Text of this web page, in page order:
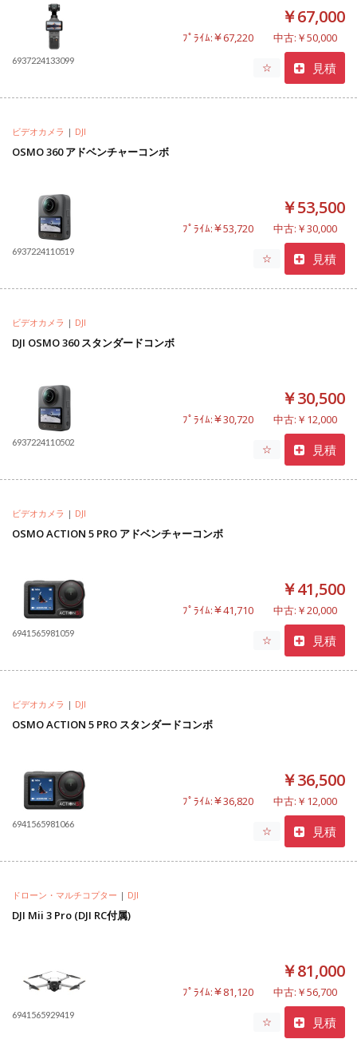
6937224133099
￥67,000
ﾌﾟﾗｲﾑ:￥67,220 中古:￥50,000
☆ 見積
ビデオカメラ | DJI
OSMO 360 アドベンチャーコンボ
6937224110519
￥53,500
ﾌﾟﾗｲﾑ:￥53,720 中古:￥30,000
☆ 見積
ビデオカメラ | DJI
DJI OSMO 360 スタンダードコンボ
6937224110502
￥30,500
ﾌﾟﾗｲﾑ:￥30,720 中古:￥12,000
☆ 見積
ビデオカメラ | DJI
OSMO ACTION 5 PRO アドベンチャーコンボ
6941565981059
￥41,500
ﾌﾟﾗｲﾑ:￥41,710 中古:￥20,000
☆ 見積
ビデオカメラ | DJI
OSMO ACTION 5 PRO スタンダードコンボ
6941565981066
￥36,500
ﾌﾟﾗｲﾑ:￥36,820 中古:￥12,000
☆ 見積
ドローン・マルチコプター | DJI
DJI Mii 3 Pro (DJI RC付属)
6941565929419
￥81,000
ﾌﾟﾗｲﾑ:￥81,120 中古:￥56,700
☆ 見積